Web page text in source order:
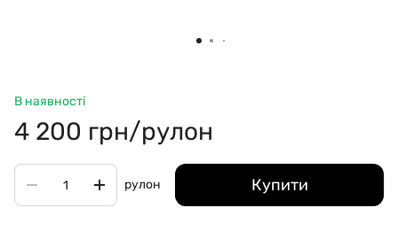
В наявності
4 200 грн/рулон
рулон Купити